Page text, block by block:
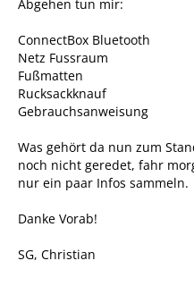
Abgehen tun mir:
ConnectBox Bluetooth
Netz Fussraum
Fußmatten
Rucksackknauf
Gebrauchsanweisung
Was gehört da nun zum
noch nicht geredet, fahr
nur ein paar Infos sammeln.
Danke Vorab!
SG, Christian